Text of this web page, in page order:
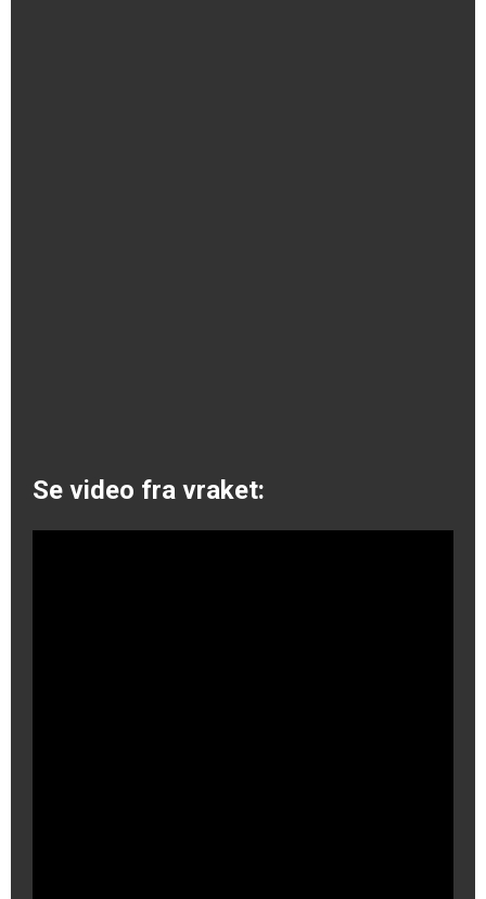
Se video fra vraket: